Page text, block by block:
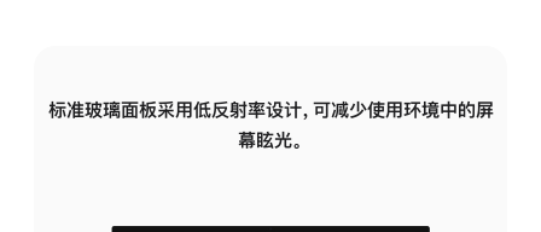
标准玻璃面板采用低反射率设计，可减少使用环境中的屏
幕眩光。